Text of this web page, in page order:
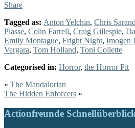
Share
Tagged as: Anton Yelchin, Chris
Plasse, Colin Farrell, Craig Gillespie,
Emily Montague, Fright Night, Imogen
Vergara, Tom Holland, Toni Collette
Categorised in: Horror, the Horror Pit
« The Mandalorian
The Hidden Enforcers »
Actionfreunde